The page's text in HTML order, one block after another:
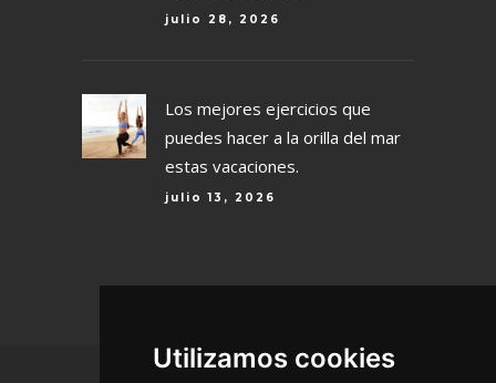
Utilizamos cookies
julio 28, 2026
Los mejores ejercicios que
puedes hacer a la orilla del mar
estas vacaciones.
julio 13, 2026